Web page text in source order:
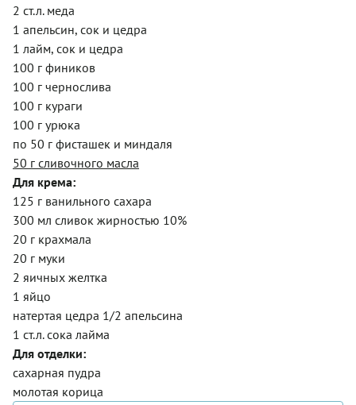
2 ст.л. меда
1 апельсин, сок и цедра
1 лайм, сок и цедра
100 г фиников
100 г чернослива
100 г кураги
100 г урюка
по 50 г фисташек и миндаля
50 г сливочного масла
Для крема:
125 г ванильного сахара
300 мл сливок жирностью 10%
20 г крахмала
20 г муки
2 яичных желтка
1 яйцо
натертая цедра 1/2 апельсина
1 ст.л. сока лайма
Для отделки:
сахарная пудра
молотая корица